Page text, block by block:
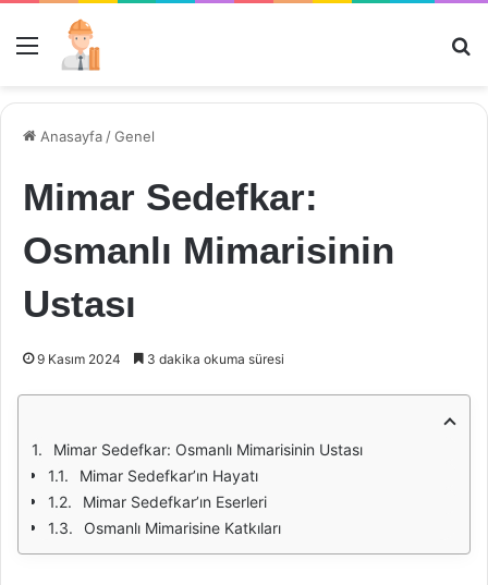
Menü
Anasayfa /Genel
Mimar Sedefkar:
Osmanlı Mimarisinin
Ustası
9 Kasım 2024 3 dakika okuma süresi
Mimar Sedefkar: Osmanlı Mimarisinin Ustası
Mimar Sedefkar’ın Hayatı
Mimar Sedefkar’ın Eserleri
Osmanlı Mimarisine Katkıları